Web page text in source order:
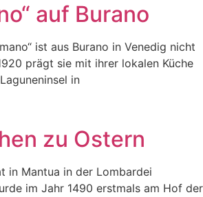
auf Burano
ist aus Burano in Venedig nicht
prägt sie mit ihrer lokalen Küche
in
zu Ostern
in Mantua in der Lombardei
im Jahr 1490 erstmals am Hof der